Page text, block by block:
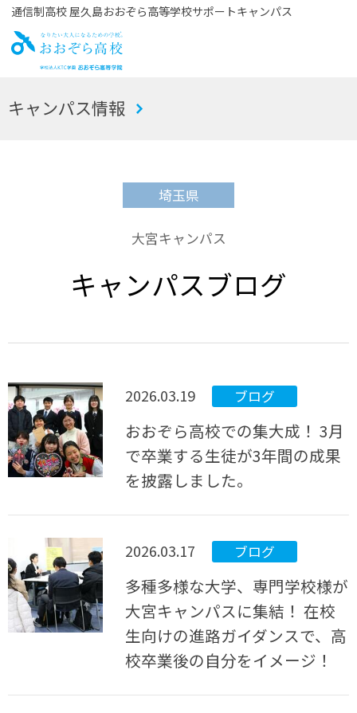
通信制高校 屋久島おおぞら高等学校サポートキャンパス
お
キャンパス情報
埼玉県
大宮キャンパス
キャンパスブログ
2026.03.19 ブログ
おおぞら高校での集大成！ 3月
で卒業する生徒が3年間の成果
を披露しました。
2026.03.17 ブログ
多種多様な大学、専門学校様が
大宮キャンパスに集結！ 在校
生向けの進路ガイダンスで、高
校卒業後の自分をイメージ！